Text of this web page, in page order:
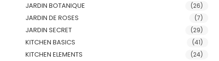
JARDIN BOTANIQUE (26)
JARDIN DE ROSES (7)
JARDIN SECRET (29)
KITCHEN BASICS (41)
KITCHEN ELEMENTS (24)